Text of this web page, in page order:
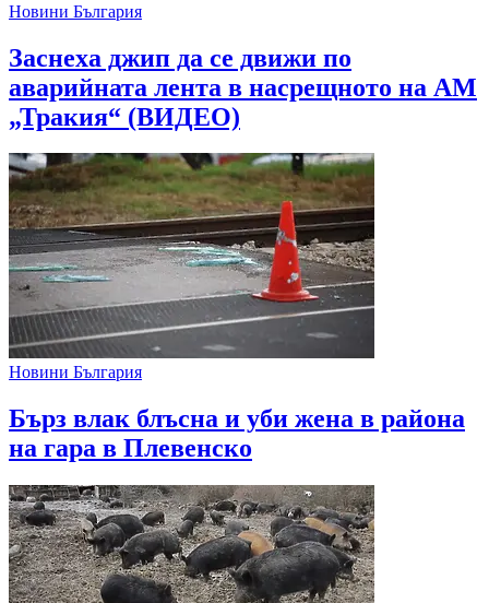
Новини България
Заснеха джип да се движи по
аварийната лента в насрещното на АМ
„Тракия“ (ВИДЕО)
Новини България
Бърз влак блъсна и уби жена в района
на гара в Плевенско